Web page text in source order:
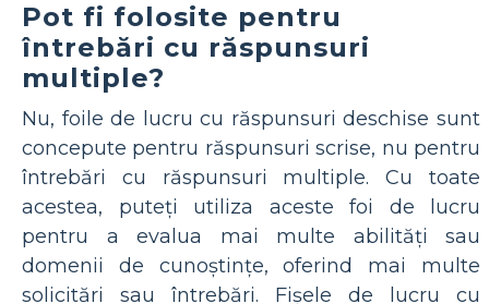
Pot fi folosite pentru
întrebări cu răspunsuri
multiple?
Nu, foile de lucru cu răspunsuri deschise sunt
concepute pentru răspunsuri scrise, nu pentru
întrebări cu răspunsuri multiple. Cu toate
acestea, puteți utiliza aceste foi de lucru
pentru a evalua mai multe abilități sau
domenii de cunoștințe, oferind mai multe
solicitări sau întrebări. Fișele de lucru cu